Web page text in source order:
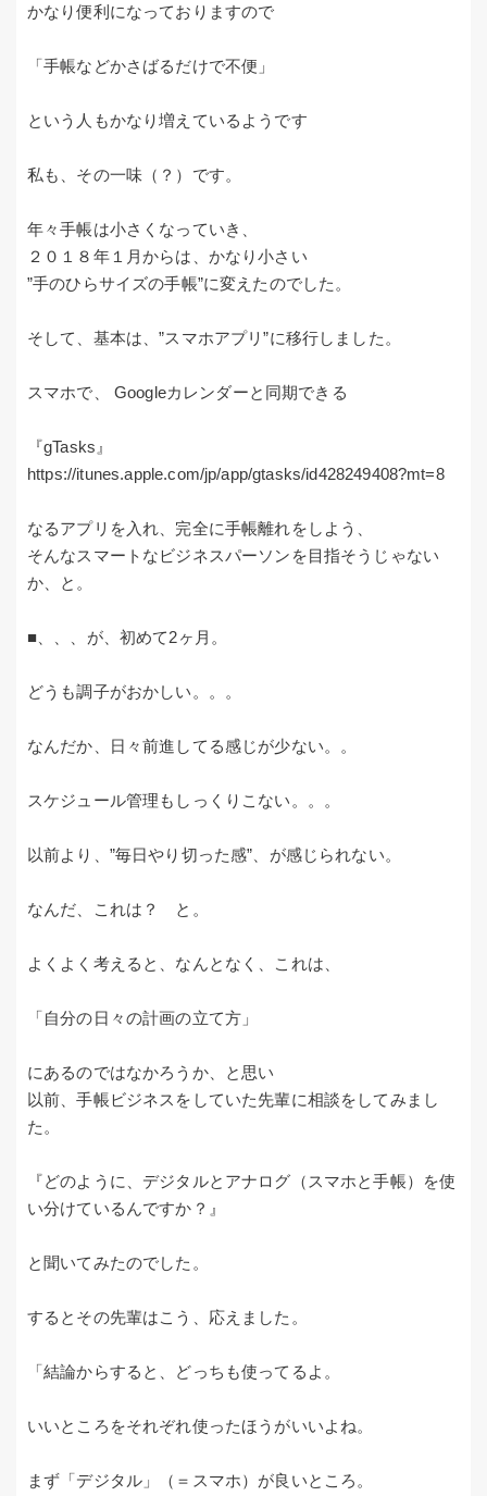
かなり便利になっておりますので
「手帳などかさばるだけで不便」
という人もかなり増えているようです
私も、その一味（？）です。
年々手帳は小さくなっていき、
２０１８年１月からは、かなり小さい
”手のひらサイズの手帳”に変えたのでした。
そして、基本は、”スマホアプリ”に移行しました。
スマホで、 Googleカレンダーと同期できる
『gTasks』
https://itunes.apple.com/jp/app/gtasks/id428249408?mt=8
なるアプリを入れ、完全に手帳離れをしよう、
そんなスマートなビジネスパーソンを目指そうじゃない
か、と。
■、、、が、初めて2ヶ月。
どうも調子がおかしい。。。
なんだか、日々前進してる感じが少ない。。
スケジュール管理もしっくりこない。。。
以前より、”毎日やり切った感”、が感じられない。
なんだ、これは？ と。
よくよく考えると、なんとなく、これは、
「自分の日々の計画の立て方」
にあるのではなかろうか、と思い
以前、手帳ビジネスをしていた先輩に相談をしてみまし
た。
『どのように、デジタルとアナログ（スマホと手帳）を使
い分けているんですか？』
と聞いてみたのでした。
するとその先輩はこう、応えました。
「結論からすると、どっちも使ってるよ。
いいところをそれぞれ使ったほうがいいよね。
まず「デジタル」（＝スマホ）が良いところ。